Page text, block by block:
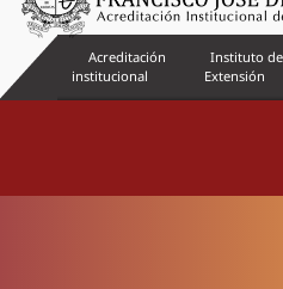
Acreditación
institucional
Instituto de
Extensión